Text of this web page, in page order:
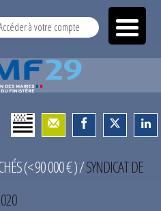
à votre compte
(< 90 000 € )/SYNDICAT DE